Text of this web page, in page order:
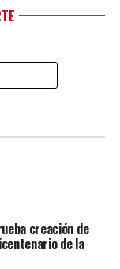
creación de
de la